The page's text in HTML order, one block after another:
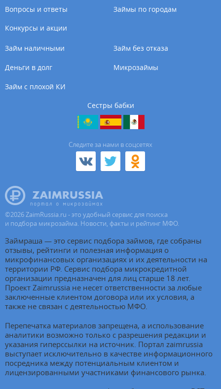
Вопросы и ответы
Займы по городам
Конкурсы и акции
Займ наличными Займ без отказа
Деньги в долг Микрозаймы
Займ с плохой КИ
Сестры бабки
Cледите за нами в соцсетях
©2026ZaimRussia.ru - это удобный сервис для поиска
и подбора микрозайма. Новости, факты и рейтинг МФО.
Займраша — это сервис подбора займов, где собраны
отзывы, рейтинги и полезная информация о
микрофинансовых организациях и их деятельности на
территории РФ. Сервис подбора микрокредитной
организации предназначен для лиц старше 18 лет.
Проект Zaimrussia не несет ответственности за любые
заключенные клиентом договора или их условия, а
также не связан с деятельностью МФО.
Перепечатка материалов запрещена, а использование
аналитики возможно только с разрешения редакции и
указания гиперссылки на источник. Портал zaimrussia
выступает исключительно в качестве информационного
посредника между потенциальным клиентом и
лицензированными участниками финансового рынка.